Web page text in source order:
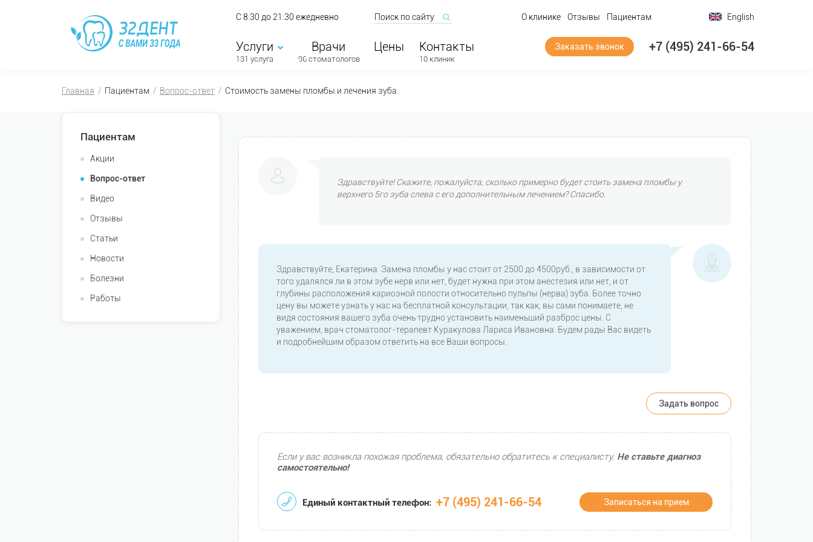
С 8:30 до 21:30 ежедневно О клинике Отзывы Пациентам English
Услуги
131 услуга
Врачи
96 стоматологов
Цены Контакты
10 клиник
Заказать звонок +7 (495) 241-66-54
Главная Пациентам Вопрос-ответ Стоимость замены пломбы и лечения зуба.
Пациентам
Акции
Вопрос-ответ
Видео
Отзывы
Статьи
Новости
Болезни
Работы
Здравствуйте! Скажите, пожалуйста, сколько примерно будет стоить замена пломбы у
верхнего 5го зуба слева с его дополнительным лечением? Спасибо.
Здравствуйте, Екатерина. Замена пломбы у нас стоит от 2500 до 4500руб., в зависимости от
того удалялся ли в этом зубе нерв или нет, будет нужна при этом анестезия или нет, и от
глубины расположения кариозной полости относительно пульпы (нерва) зуба. Более точно
цену вы можете узнать у нас на бесплатной консультации, так как, вы сами понимаете, не
видя состояния вашего зуба очень трудно установить наименьший разброс цены. С
уважением, врач стоматолог-терапевт Куракулова Лариса Ивановна. Будем рады Вас видеть
и подробнейшим образом ответить на все Ваши вопросы.
Задать вопрос
Если у вас возникла похожая проблема, обязательно обратитесь к специалисту. Не ставьте диагноз
самостоятельно!
Единый контактный телефон: +7 (495) 241-66-54 Записаться на прием